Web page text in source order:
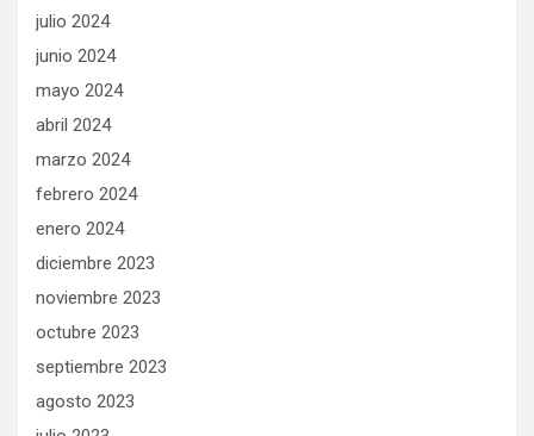
julio 2024
junio 2024
mayo 2024
abril 2024
marzo 2024
febrero 2024
enero 2024
diciembre 2023
noviembre 2023
octubre 2023
septiembre 2023
agosto 2023